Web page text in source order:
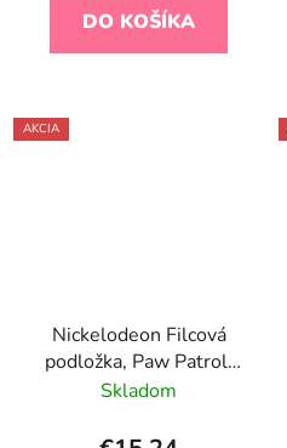
DO KOŠÍKA
AKCIA
Nickelodeon Filcová
podložka, Paw Patrol,
Modrá, 75x112cm
Skladom